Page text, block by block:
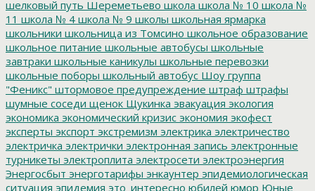
шелковый путь Шереметьево школа школа № 10 школа №
11 школа № 4 школа № 9 школы школьная ярмарка
школьники школьница из Томсино школьное образование
школьное питание школьные автобусы школьные
завтраки школьные каникулы школьные перевозки
школьные поборы школьный автобус Шоу группа
"Феникс" штормовое предупреждение штраф штрафы
шумные соседи щенок Щукинка эвакуация экология
экономика экономический кризис экономия экофест
эксперты экспорт экстремизм электрика электричество
электричка электрички электронная запись электронные
турникеты электроплита электросети электроэнергия
Энергосбыт энерготарифы энкаунтер эпидемиологическая
ситуация эпидемия это_интересно юбилей юмор Юные